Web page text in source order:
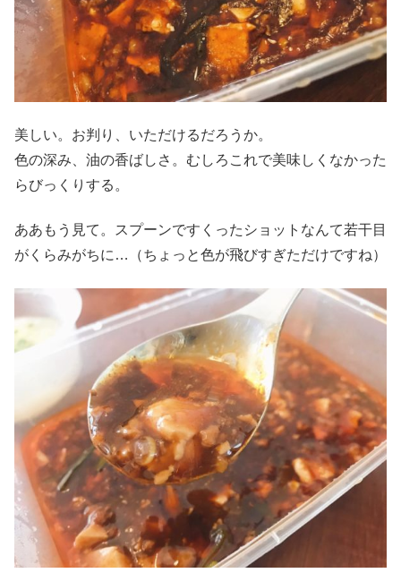
美しい。お判り、いただけるだろうか。
色の深み、油の香ばしさ。むしろこれで美味しくなかった
らびっくりする。
ああもう見て。スプーンですくったショットなんて若干目
がくらみがちに…（ちょっと色が飛びすぎただけですね）